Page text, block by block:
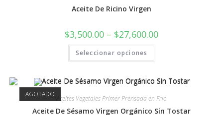
Aceite De Ricino Virgen
$3,500.00 – $27,600.00
Seleccionar opciones
AGOTADO Aceites Vegetales Primer Prensada en Frio
Aceite De Sésamo Virgen Orgánico Sin Tostar